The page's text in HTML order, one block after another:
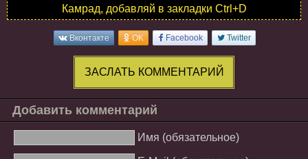
Камрад, добавляй в закладки Ctrl+D
Вконтакте OK Facebook Twitter
ЗАСЛАТЬ КОММЕНТАРИЙ
Добавить комментарий
Имя (обязательное)